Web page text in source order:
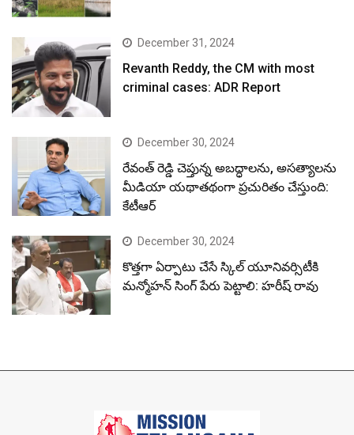
December 31, 2024
Revanth Reddy, the CM with most
criminal cases: ADR Report
December 30, 2024
రేవంత్ రెడ్డి చెప్తున్న అబద్ధాలను, అసత్యాలను
మీడియా యథాతథంగా ప్రచురితం చేస్తుంది:
కేటీఆర్
December 30, 2024
కొత్తగా ఏర్పాటు చేసే స్కిల్ యూనివర్సిటీకి
మన్మోహన్ సింగ్ పేరు పెట్టాలి: హరీష్ రావు